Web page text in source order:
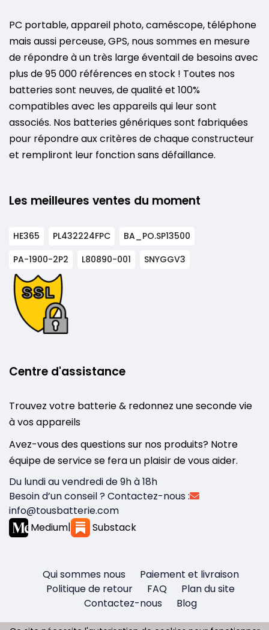
PC portable, appareil photo, caméscope, téléphone
mais aussi perceuse, GPS, nous sommes en mesure
de répondre à un très large éventail de besoins avec
plus de 95 000 références en stock ! Toutes nos
batteries sont neuves, de qualité et 100%
compatibles avec les appareils qui leur sont
associés. Nos batteries génériques sont fabriquées
pour répondre aux critères de chaque constructeur
et rempliront leur fonction sans défaillance.
Les meilleures ventes du moment
HE365 PL432224FPC
BA_PO.SP13500
PA-1900-2P2
L80890-001 SNYGGV3
Centre d'assistance
Trouvez votre batterie & redonnez une seconde vie
à vos appareils
Avez-vous des questions sur nos produits? Notre
équipe de service se fera un plaisir de vous aider.
Du lundi au vendredi de 9h à 18h
Besoin d’un conseil ? Contactez-nous :
info@tousbatterie.com
Medium| Substack
Qui sommes nous
Paiement et livraison
Politique de retour
FAQ
Plan du site
Contactez-nous
Blog